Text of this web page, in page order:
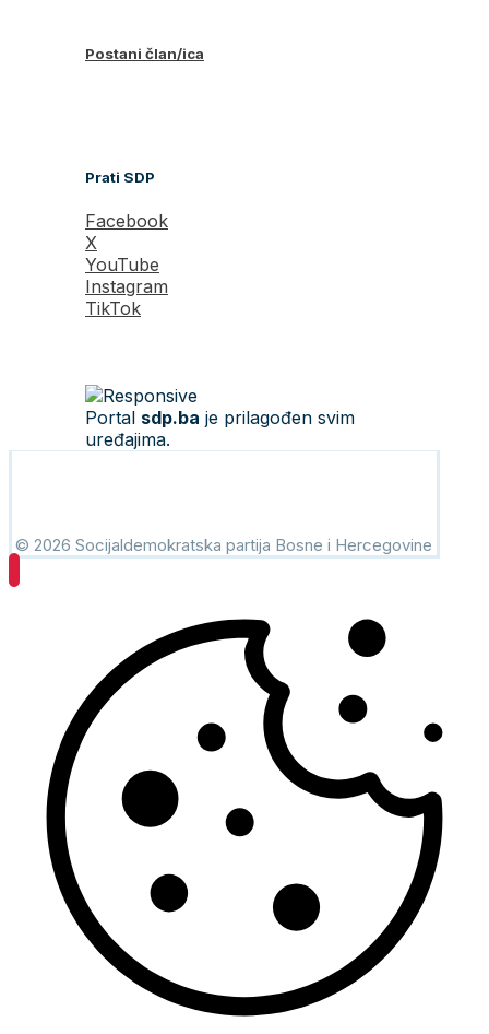
Postani član/ica
Prati SDP
Facebook
X
YouTube
Instagram
TikTok
Portal sdp.ba je prilagođen svim
uređajima.
© 2026 Socijaldemokratska partija Bosne i Hercegovine